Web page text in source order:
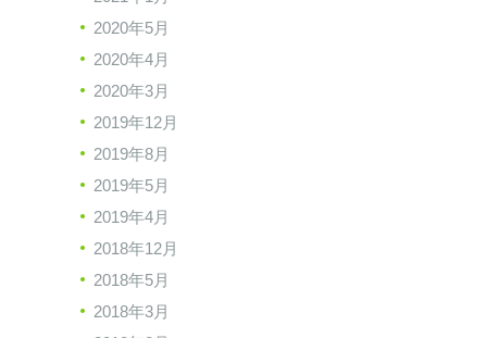
2020年5月
2020年4月
2020年3月
2019年12月
2019年8月
2019年5月
2019年4月
2018年12月
2018年5月
2018年3月